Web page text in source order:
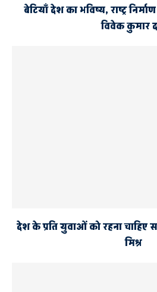
बेटियाँ देश का भविष्य, राष्ट्र
विवेक कुमार
देश के प्रति युवाओं को रहना चाहिए
मिश्र